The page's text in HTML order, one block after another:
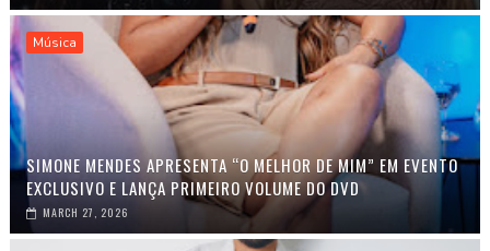
Música
SIMONE MENDES APRESENTA “O MELHOR DE MIM” EM EVENTO
EXCLUSIVO E LANÇA PRIMEIRO VOLUME DO DVD
MARCH 27, 2026